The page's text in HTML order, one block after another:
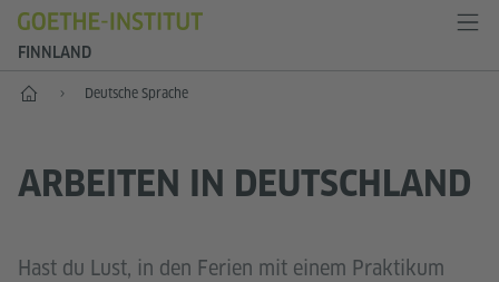
FINNLAND
Start Deutsche Sprache
ARBEITEN IN DEUTSCHLAND
Hast du Lust, in den Ferien mit einem Praktikum